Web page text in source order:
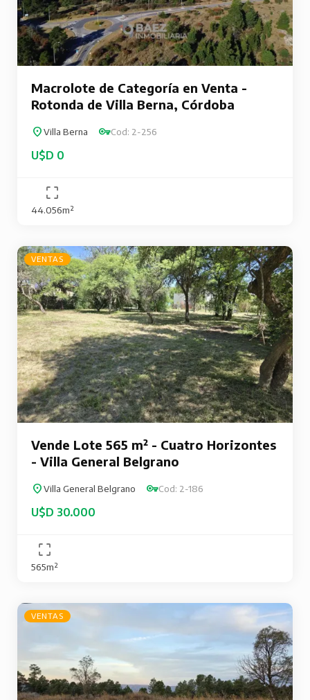
Macrolote de Categoría en Venta -
Rotonda de Villa Berna, Córdoba
Villa Berna Cod: 2-256
U$D 0
44.056m²
VENTAS
Vende Lote 565 m² - Cuatro Horizontes
- Villa General Belgrano
Villa General Belgrano Cod: 2-186
U$D 30.000
565m²
VENTAS